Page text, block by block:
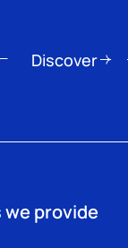
Discover
provide